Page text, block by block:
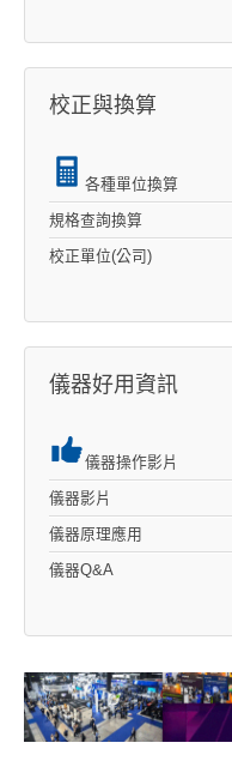
校正與換算
各種單位換算
規格查詢換算
校正單位(公司)
儀器好用資訊
儀器操作影片
儀器影片
儀器原理應用
儀器Q&A